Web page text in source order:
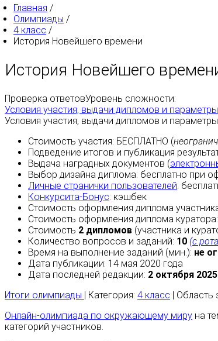
Главная /
Олимпиады /
4 класс /
История Новейшего времени
История Новейшего
Проверка ответовУровень сложности:
Условия участия, выдачи дипломов и
Условия участия, выдачи дипломов и
Стоимость участия: БЕСПЛАТНО (
Подведение итогов и публикация
Выдача наградных документов (
Выбор дизайна диплома: бесплатно при
Личные странички пользователей:
Конкурсита-Бонус: кэшбек
Стоимость оформления диплома
Стоимость оформления диплома
Стоимость 2 дипломов (участника и
Количество вопросов и заданий: 10 (с
Время на выполнение заданий (мин.): не
Дата публикации: 14 мая 2020 года
Дата последней редакции: 2 октября
Итоги олимпиады
| Категория: 4 класс | Область
Онлайн-олимпиада по окружающему миру на
категорий участников.